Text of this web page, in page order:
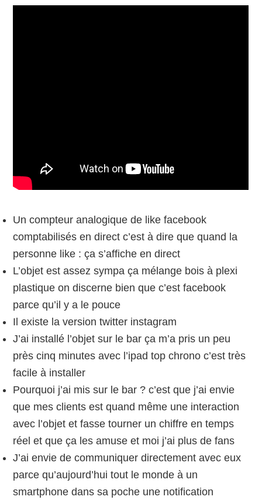
Un compteur analogique de like facebook
comptabilisés en direct c’est à dire que quand la
personne like : ça s’affiche en direct
L’objet est assez sympa ça mélange bois à plexi
plastique on discerne bien que c’est facebook
parce qu’il y a le pouce
Il existe la version twitter instagram
J’ai installé l’objet sur le bar ça m’a pris un peu
près cinq minutes avec l’ipad top chrono c’est très
facile à installer
Pourquoi j’ai mis sur le bar ? c’est que j’ai envie
que mes clients est quand même une interaction
avec l’objet et fasse tourner un chiffre en temps
réel et que ça les amuse et moi j’ai plus de fans
J’ai envie de communiquer directement avec eux
parce qu’aujourd’hui tout le monde à un
smartphone dans sa poche une notification